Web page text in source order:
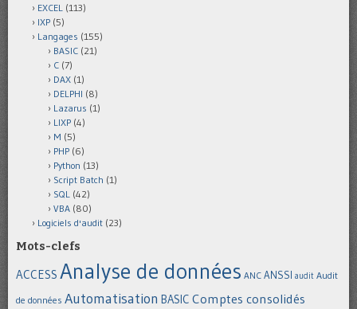
EXCEL (113)
IXP (5)
Langages (155)
BASIC (21)
C (7)
DAX (1)
DELPHI (8)
Lazarus (1)
LIXP (4)
M (5)
PHP (6)
Python (13)
Script Batch (1)
SQL (42)
VBA (80)
Logiciels d'audit (23)
Mots-clefs
ACCESS Analyse de données ANC ANSSI audit Audit
de données Automatisation BASIC Comptes consolidés